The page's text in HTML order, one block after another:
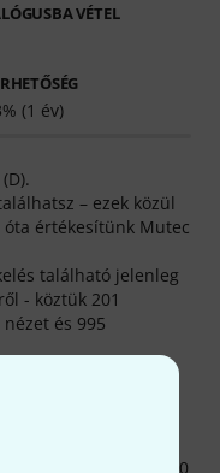
VÉTEL
(1 év)
– ezek közül
értékesítünk Mutec
található jelenleg
- köztük 201
és 995
közt
a termékcsalád
több mint 20.000